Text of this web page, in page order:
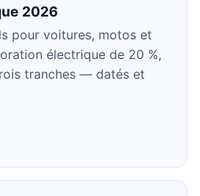
2026
pour voitures, motos et
électrique de 20 %,
tranches — datés et